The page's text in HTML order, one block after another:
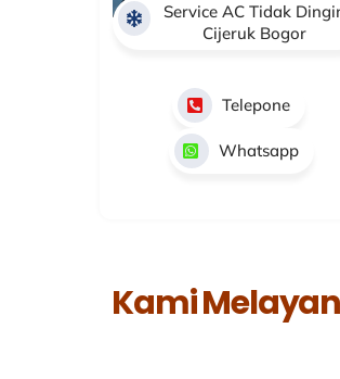
Service AC Tidak
Cijeruk Bogor
Telepone
Whatsapp
Kami